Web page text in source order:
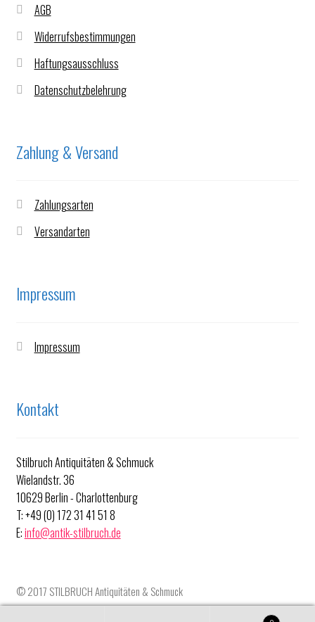
AGB
Widerrufsbestimmungen
Haftungsausschluss
Datenschutzbelehrung
Zahlung & Versand
Zahlungsarten
Versandarten
Impressum
Impressum
Kontakt
Stilbruch Antiquitäten & Schmuck
Wielandstr. 36
10629 Berlin - Charlottenburg
T: +49 (0) 172 31 41 51 8
E:info@antik-stilbruch.de